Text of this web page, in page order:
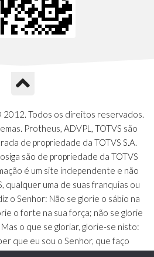
Todos os direitos reservados.
Protheus, ADVPL, TOTVS são
de propriedade da TOTVS S.A.
são de propriedade da TOTVS
é um site independente e não
qualquer uma de suas franquias ou
o Senhor: Não se glorie o sábio na
o forte na sua força; não se glorie
o que se gloriar, glorie-se nisto:
que eu sou o Senhor, que faço